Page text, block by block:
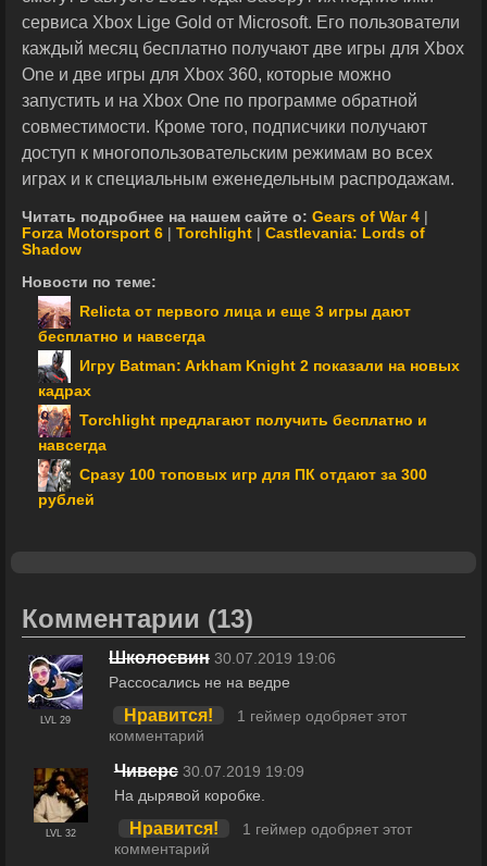
сервиса Xbox Lige Gold от Microsoft. Его пользователи
каждый месяц бесплатно получают две игры для Xbox
One и две игры для Xbox 360, которые можно
запустить и на Xbox One по программе обратной
совместимости. Кроме того, подписчики получают
доступ к многопользовательским режимам во всех
играх и к специальным еженедельным распродажам.
Читать подробнее на нашем сайте о: Gears of War 4
Forza Motorsport 6
Torchlight
Castlevania: Lords of
Shadow
Новости по теме:
Relicta от первого лица и еще 3 игры дают
бесплатно и навсегда
Игру Batman: Arkham Knight 2 показали на новых
кадрах
Torchlight предлагают получить бесплатно и
навсегда
Сразу 100 топовых игр для ПК отдают за 300
рублей
Комментарии (13)
LVL 29
Школосвин 30.07.2019 19:06
Рассосались не на ведре
Нравится!
1 геймер одобряет этот
комментарий
LVL 32
Чиверс 30.07.2019 19:09
На дырявой коробке.
Нравится!
1 геймер одобряет этот
комментарий